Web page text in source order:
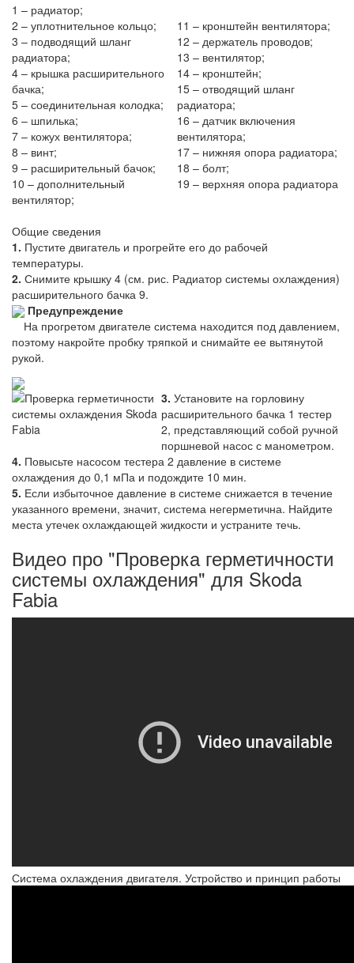
1 – радиатор;
2 – уплотнительное кольцо;
3 – подводящий шланг
радиатора;
4 – крышка расширительного
бачка;
5 – соединительная колодка;
6 – шпилька;
7 – кожух вентилятора;
8 – винт;
9 – расширительный бачок;
10 – дополнительный
вентилятор;
11 – кронштейн вентилятора;
12 – держатель проводов;
13 – вентилятор;
14 – кронштейн;
15 – отводящий шланг
радиатора;
16 – датчик включения
вентилятора;
17 – нижняя опора радиатора;
18 – болт;
19 – верхняя опора радиатора
Общие сведения
1. Пустите двигатель и прогрейте его до рабочей
температуры.
2. Снимите крышку 4 (см. рис. Радиатор системы охлаждения)
расширительного бачка 9.
Предупреждение
На прогретом двигателе система находится под давлением,
поэтому накройте пробку тряпкой и снимайте ее вытянутой
рукой.
3. Установите на горловину
расширительного бачка 1 тестер
2, представляющий собой ручной
поршневой насос с манометром.
4. Повысьте насосом тестера 2 давление в системе
охлаждения до 0,1 мПа и подождите 10 мин.
5. Если избыточное давление в системе снижается в течение
указанного времени, значит, система негерметична. Найдите
места утечек охлаждающей жидкости и устраните течь.
Видео про "Проверка герметичности
системы охлаждения" для Skoda
Fabia
Система охлаждения двигателя. Устройство и принцип работы